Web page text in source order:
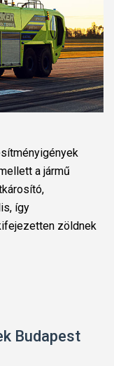
a jármű
így
zöldnek
Budapest